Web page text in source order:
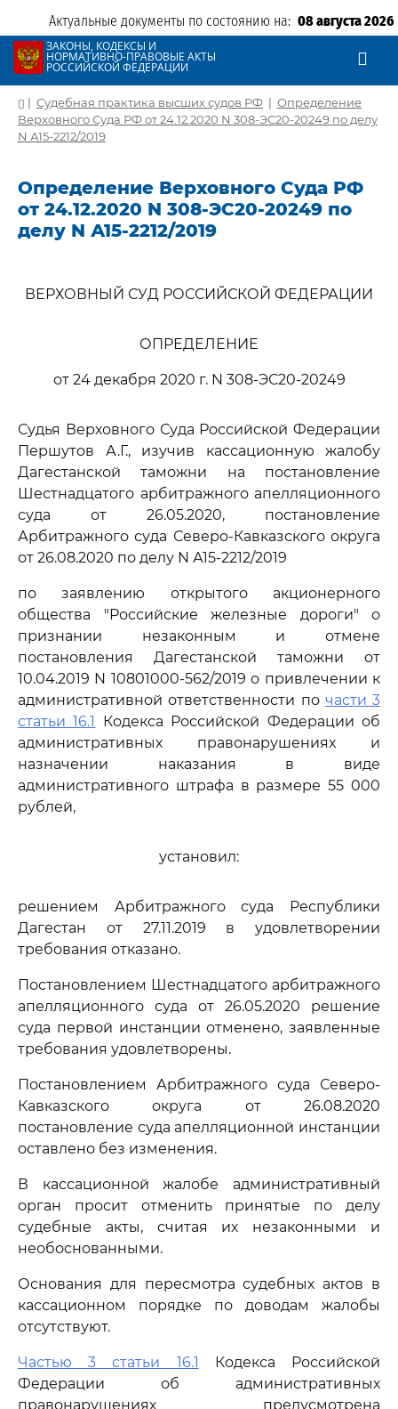
Актуальные документы по состоянию на: 08 августа 2026
ЗАКОНЫ, КОДЕКСЫ И
НОРМАТИВНО-ПРАВОВЫЕ АКТЫ
РОССИЙСКОЙ ФЕДЕРАЦИИ
| Судебная практика высших судов РФ | Определение
Верховного Суда РФ от 24.12.2020 N 308-ЭС20-20249 по делу
N А15-2212/2019
Определение Верховного Суда РФ
от 24.12.2020 N 308-ЭС20-20249 по
делу N А15-2212/2019
ВЕРХОВНЫЙ СУД РОССИЙСКОЙ ФЕДЕРАЦИИ
ОПРЕДЕЛЕНИЕ
от 24 декабря 2020 г. N 308-ЭС20-20249
Судья Верховного Суда Российской Федерации
Першутов А.Г., изучив кассационную жалобу
Дагестанской таможни на постановление
Шестнадцатого арбитражного апелляционного
суда от 26.05.2020, постановление
Арбитражного суда Северо-Кавказского округа
от 26.08.2020 по делу N А15-2212/2019
по заявлению открытого акционерного
общества "Российские железные дороги" о
признании незаконным и отмене
постановления Дагестанской таможни от
10.04.2019 N 10801000-562/2019 о привлечении к
административной ответственности по части 3
статьи 16.1
Кодекса Российской Федерации об
административных правонарушениях и
назначении наказания в виде
административного штрафа в размере 55 000
рублей,
установил:
решением Арбитражного суда Республики
Дагестан от 27.11.2019 в удовлетворении
требования отказано.
Постановлением Шестнадцатого арбитражного
апелляционного суда от 26.05.2020 решение
суда первой инстанции отменено, заявленные
требования удовлетворены.
Постановлением Арбитражного суда Северо-
Кавказского округа от 26.08.2020
постановление суда апелляционной инстанции
оставлено без изменения.
В кассационной жалобе административный
орган просит отменить принятые по делу
судебные акты, считая их незаконными и
необоснованными.
Основания для пересмотра судебных актов в
кассационном порядке по доводам жалобы
отсутствуют.
Частью 3 статьи 16.1 Кодекса Российской
Федерации об административных
правонарушениях предусмотрена